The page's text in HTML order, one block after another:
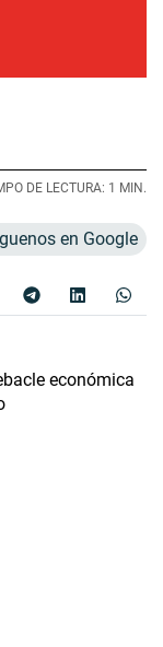
DE LECTURA: 1 MIN.
en Google
económica